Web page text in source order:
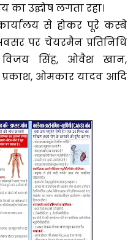
का उद्घोष लगता रहा।
से होकर पूरे कस्बे
पर चेयरमैन प्रतिनिधि
सिंह, ओवैश खान,
ओमकार यादव आदि